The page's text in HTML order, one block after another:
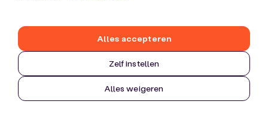
Zelf instellen
Alles weigeren
Alles accepteren